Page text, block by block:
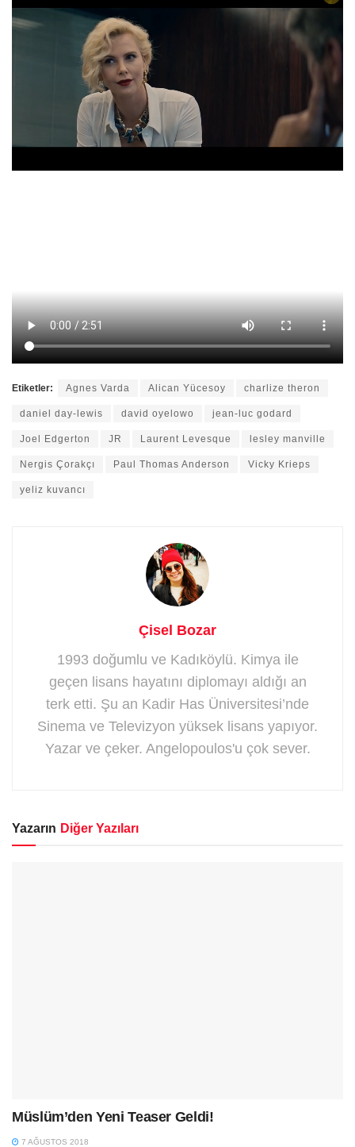
Etiketler: Agnes Varda Alican Yücesoy charlize theron
daniel day-lewis david oyelowo jean-luc godard
Joel Edgerton JR Laurent Levesque lesley manville
Nergis Çorakçı Paul Thomas Anderson Vicky Krieps
yeliz kuvancı
Çisel Bozar
1993 doğumlu ve Kadıköylü. Kimya ile
geçen lisans hayatını diplomayı aldığı an
terk etti. Şu an Kadir Has Üniversitesi’nde
Sinema ve Televizyon yüksek lisans yapıyor.
Yazar ve çeker. Angelopoulos'u çok sever.
Yazarın Diğer Yazıları
Müslüm’den Yeni Teaser Geldi!
7 AĞUSTOS 2018